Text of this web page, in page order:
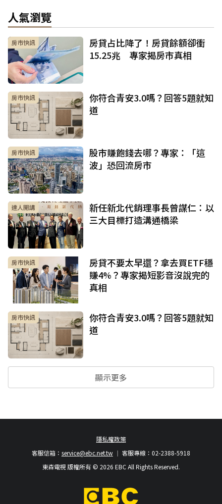
人氣瀏覽
房市快訊
房貸占比降了！房貸餘額卻衝
15.25兆 專家揭房市真相
房市快訊
你符合青安3.0嗎？回答5題就知
道
房市快訊
股市賺飽錢去哪？專家：「這
波」恐回流房市
達人開講
新任新北代銷理事長曾謀仁：以
三大目標打造溝通橋梁
房市快訊
房貸不要太早還？拿去買ETF穩
賺4%？專家揭短影音沒說完的
真相
房市快訊
你符合青安3.0嗎？回答5題就知
道
顯示更多
隱私權政策
客服專線：02-2388-5918
客服信箱： service@ebc.net.tw
東森電視 版權所有 © 2026 EBC All Rights Reserved.